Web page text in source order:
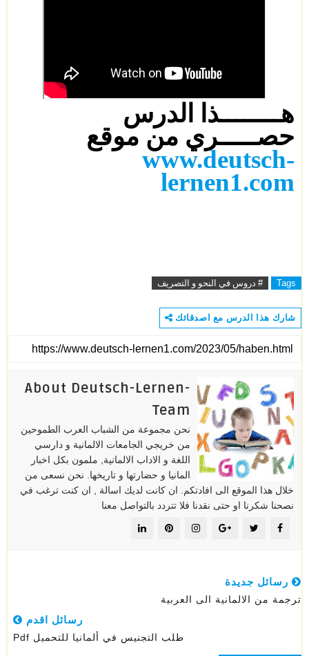
هــــــــذا الدرس
حصـــــري من موقع
www.deutsch-
lernen1.com
Tags # دروس في النحو و التصريف
شارك هذا الدرس مع اصدقائك
About Deutsch-Lernen-
Team
نحن مجموعة من الشباب العرب الطموحين
من خريجي الجامعات الالمانية و دارسي
اللغة و الاداب الالمانية, ملمون بكل اخبار
المانيا و حضارتها و تاريخها. نحن نسعى من
خلال هذا الموقع الى افادتكم. ان كانت لديك اسالة , ان كنت ترغب في
نصحنا شكرنا او حتى نقدنا فلا تتردد بالتواصل معنا
رسائل جديدة
ترجمة من الالمانية الى العربية
رسائل اقدم
طلب التجنيس في ألمانيا للتحميل Pdf